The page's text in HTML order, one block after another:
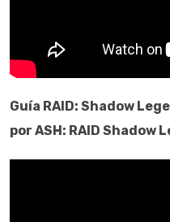
Guía RAID: Shadow
por ASH: RAID Shadow